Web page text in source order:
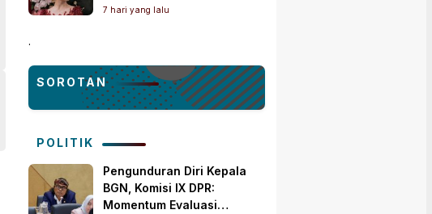
Pelaminan
7 hari yang lalu
.
SOROTAN
POLITIK
Pengunduran Diri Kepala
BGN, Komisi IX DPR:
Momentum Evaluasi